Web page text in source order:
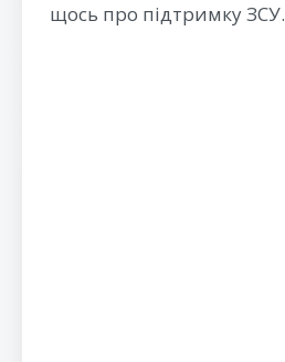
щось про підтримку ЗСУ.